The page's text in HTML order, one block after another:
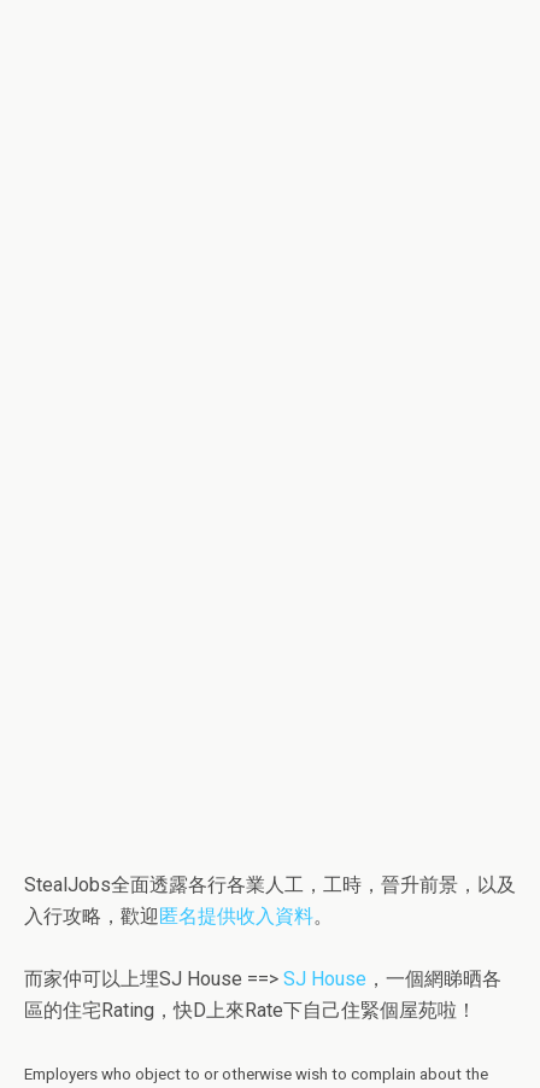
StealJobs全面透露各行各業人工，工時，晉升前景，以及
入行攻略，歡迎 匿名提供收入資料。
而家仲可以上埋SJ House ==> SJ House ，一個網睇晒各
區的住宅Rating，快D上來Rate下自己住緊個屋苑啦！
Employers who object to or otherwise wish to complain about the